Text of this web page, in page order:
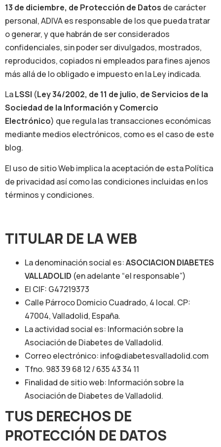
13 de diciembre, de Protección de Datos de carácter
personal, ADIVA es responsable de los que pueda tratar
o generar, y que habrán de ser considerados
confidenciales, sin poder ser divulgados, mostrados,
reproducidos, copiados ni empleados para fines ajenos
más allá de lo obligado e impuesto en la Ley indicada.
LaLSSI (Ley 34/2002, de 11 de julio, de Servicios de la
Sociedad de la Información y Comercio
Electrónico) que regula las transacciones económicas
mediante medios electrónicos, como es el caso de este
blog.
El uso de sitio Web implica la aceptación de esta Política
de privacidad así como las condiciones incluidas en los
términos y condiciones.
TITULAR DE LA WEB
La denominación social es:ASOCIACION DIABETES
VALLADOLID (en adelante “el responsable”)
El CIF: G47219373
Calle Párroco Domicio Cuadrado, 4 local. CP:
47004, Valladolid, España.
La actividad social es: Información sobre la
Asociación de Diabetes de Valladolid.
Correo electrónico: info@diabetesvalladolid.com
Tfno. 983 39 68 12 / 635 43 34 11
Finalidad de sitio web: Información sobre la
Asociación de Diabetes de Valladolid.
TUS DERECHOS DE
PROTECCIÓN DE DATOS